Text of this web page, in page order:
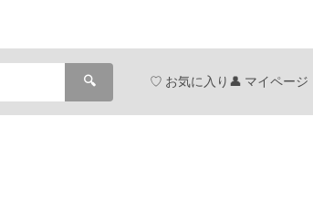
🔍 お気に入り マイページ